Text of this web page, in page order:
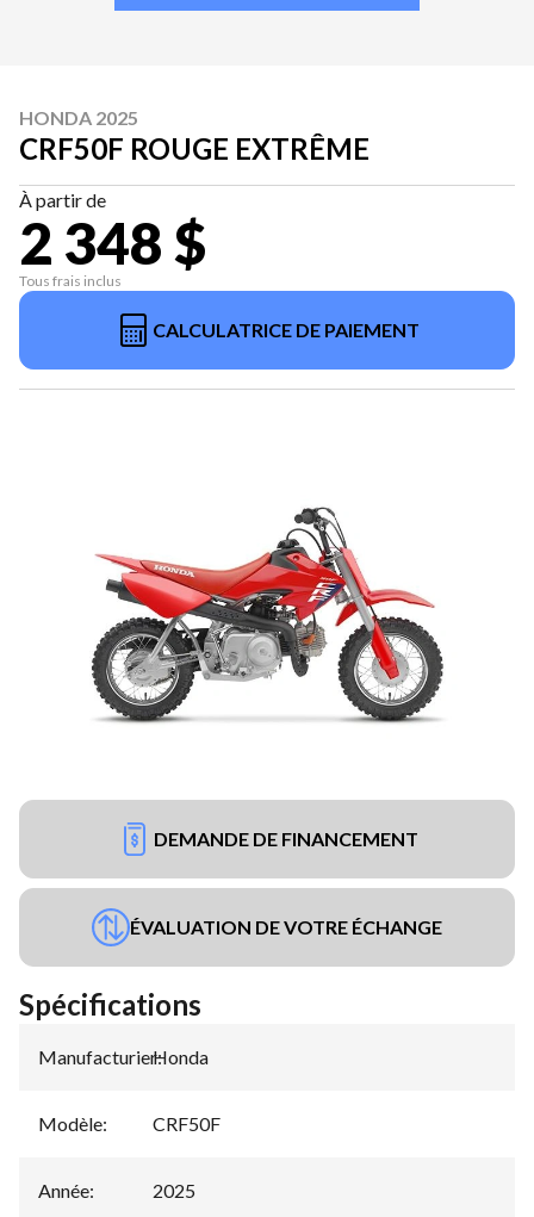
HONDA 2025
CRF50F ROUGE EXTRÊME
À partir de
2 348 $
Tous frais inclus
CALCULATRICE DE PAIEMENT
DEMANDE DE FINANCEMENT
ÉVALUATION DE VOTRE ÉCHANGE
Spécifications
Manufacturier:
Honda
Modèle: CRF50F
Année: 2025